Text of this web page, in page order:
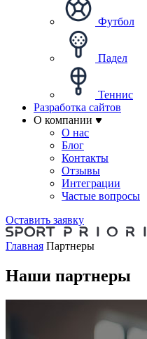
Футбол
Падел
Теннис
Разработка сайтов
О компании
О нас
Блог
Контакты
Отзывы
Интеграции
Частые вопросы
Оставить заявку
Главная Партнеры
Наши партнеры